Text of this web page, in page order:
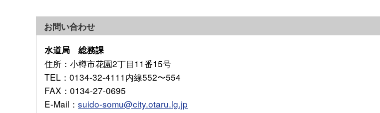
お問い合わせ
水道局 総務課
住所 ：小樽市花園2丁目11番15号
TEL ：0134-32-4111内線552〜554
FAX ：0134-27-0695
E-Mail ： suido-somu@city.otaru.lg.jp